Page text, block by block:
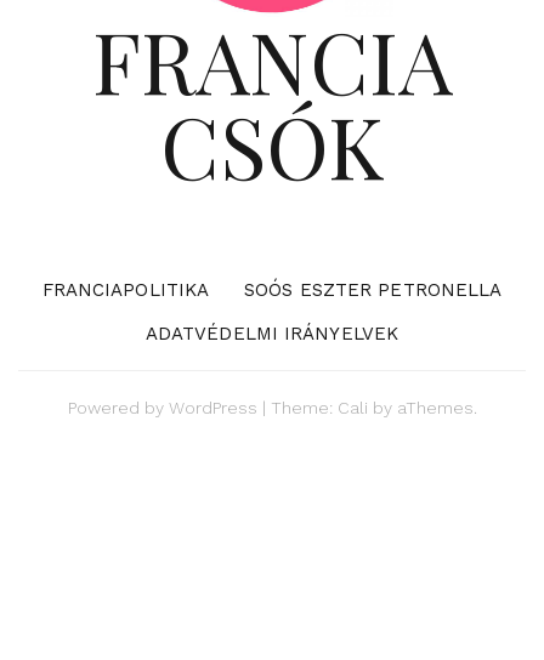
FRANCIA
CSÓK
FRANCIAPOLITIKA
SOÓS ESZTER PETRONELLA
ADATVÉDELMI IRÁNYELVEK
Powered by WordPress | Theme: Cali by aThemes.